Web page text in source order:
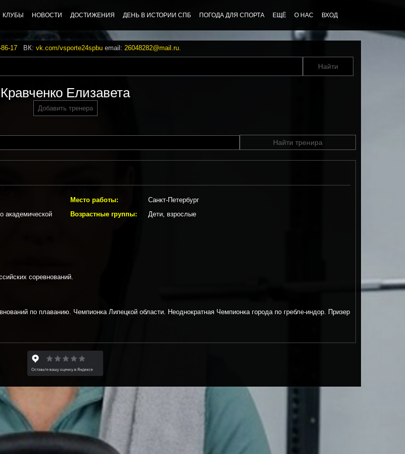
КЛУБЫ НОВОСТИ ДОСТИЖЕНИЯ ДЕНЬ В ИСТОРИИ СПБ ПОГОДА ДЛЯ СПОРТА ЕЩЁ О НАС ВХОД
17 ВК: vk.com/vsporte24spbu email: 26048282@mail.ru.
Кравченко Елизавета
Добавить тренера
Найти тренира
академической
Место работы:
Санкт-Петербург
Возрастные группы:
Дети, взрослые
соревнований.
по плаванию. Чемпионка Липецкой области. Неоднократная Чемпионка города по гребле-индор. Призер